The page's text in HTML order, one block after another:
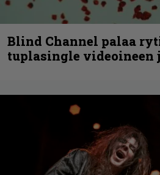
Blind Channel palaa
tuplasingle videoineen